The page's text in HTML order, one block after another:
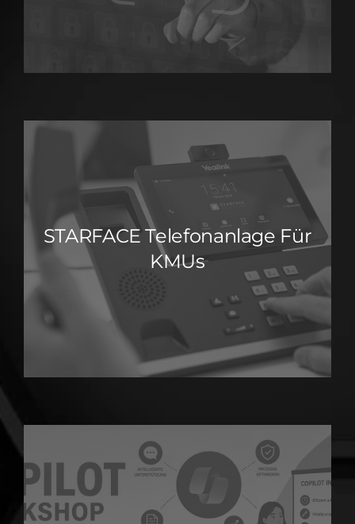
STARFACE Telefonanlage Für
KMUs